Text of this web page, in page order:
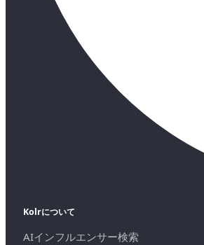
Kolrについて
AIインフルエンサー検索